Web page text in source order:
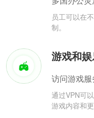
员工可以在
制。
游戏和
访问游戏服
通过VPN可
游戏内容和更